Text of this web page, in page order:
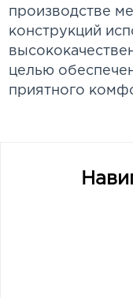
производстве
конструкций
целью
приятного